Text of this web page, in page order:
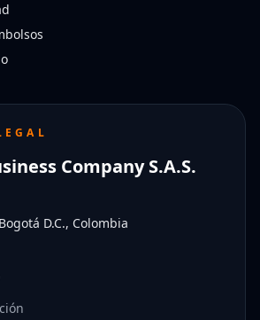
Company S.A.S.
D.C., Colombia